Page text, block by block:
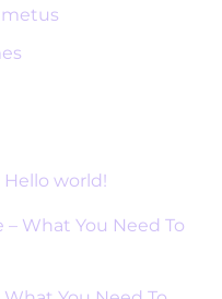
metus
Hello world!
– What You Need To